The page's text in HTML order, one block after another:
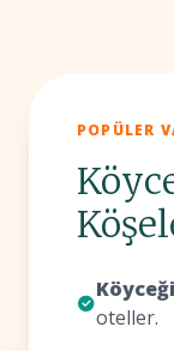
POPÜLER
oteller.